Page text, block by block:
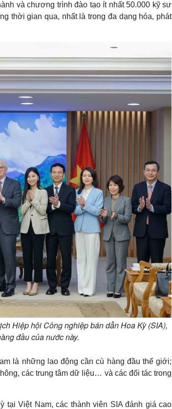
và chương trình đào tạo ít nhất 50.000 kỹ sư
thời gian qua, nhất là trong đa dạng hóa, phát
Hiệp hội Công nghiệp bán dẫn Hoa Kỳ (SIA),
đầu của nước này.
là những lao động cần cù hàng đầu thế giới;
các trung tâm dữ liệu… và các đối tác trong
tại Việt Nam, các thành viên SIA đánh giá cao